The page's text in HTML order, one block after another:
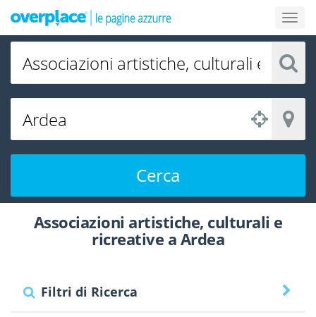
Cerca
Associazioni artistiche, culturali e
ricreative a Ardea
Filtri di Ricerca